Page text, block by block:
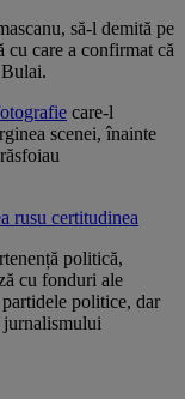
să-l demită pe
care a confirmat că
care-l
scenei, înainte
rusu certitudinea
politică,
cu fonduri ale
politice, dar